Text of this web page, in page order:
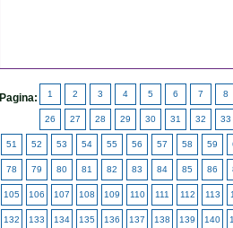
Pagina: 1 2 3 4 5 6 7 8
26 27 28 29 30 31 32 33
51 52 53 54 55 56 57 58 59
78 79 80 81 82 83 84 85 86
105 106 107 108 109 110 111 112 113
132 133 134 135 136 137 138 139 140